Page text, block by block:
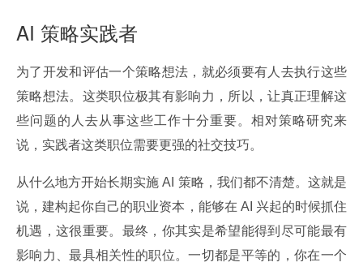
AI 策略实践者
为了开发和评估一个策略想法，就必须要有人去执行这些
策略想法。这类职位极其有影响力，所以，让真正理解这
些问题的人去从事这些工作十分重要。相对策略研究来
说，实践者这类职位需要更强的社交技巧。
从什么地方开始长期实施 AI 策略，我们都不清楚。这就是
说，建构起你自己的职业资本，能够在 AI 兴起的时候抓住
机遇，这很重要。最终，你其实是希望能得到尽可能最有
影响力、最具相关性的职位。一切都是平等的，你在一个